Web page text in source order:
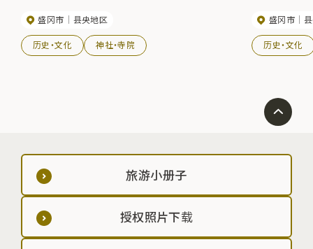
盛冈市 县央地区
历史・文化 神社・寺院
了 1884 年盛
的神社于 1997
子是 "盛冈的新
盛冈市
历史・文化
旅游小册子
授权照片下载